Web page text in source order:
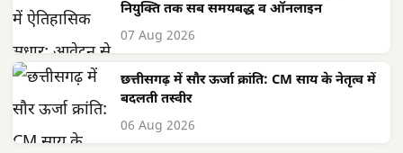
नियुक्ति तक सब समयबद्ध व ऑनलाइन
07 Aug 2026
छत्तीसगढ़ में सौर ऊर्जा क्रांति: CM साय के नेतृत्व में
बदलती तस्वीर
06 Aug 2026